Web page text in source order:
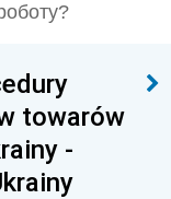
towarów
-